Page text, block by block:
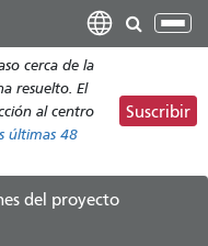
cerca de la
resuelto. El
al centro
últimas 48
Suscribir
del proyecto